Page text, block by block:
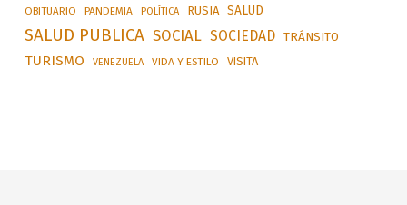
OBITUARIO PANDEMIA POLÍTICA RUSIA SALUD
SALUD PUBLICA SOCIAL SOCIEDAD TRÁNSITO
TURISMO VENEZUELA VIDA Y ESTILO VISITA